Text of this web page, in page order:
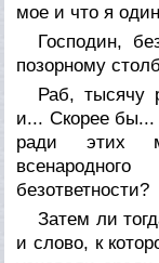
мое и что я
Господин,
позорному
Раб, тысячу
и... Скорее
ради этих
безответности?
Затем ли
и слово, к